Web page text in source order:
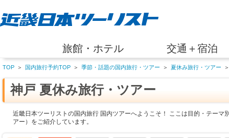
旅館・ホテル 交通＋宿泊
TOP ＞ 国内旅行予約TOP ＞ 季節・話題の国内旅行・ツアー ＞ 夏休み旅行・ツアー ＞
神戸 夏休み旅行・ツアー
近畿日本ツーリストの国内旅行 国内ツアーへようこそ！ ここは目的・テーマ
アー）をご紹介しています。